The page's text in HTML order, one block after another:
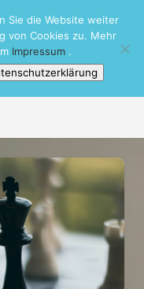
e.V.
Sie die Website weiter
von Cookies zu. Mehr
Impressum .